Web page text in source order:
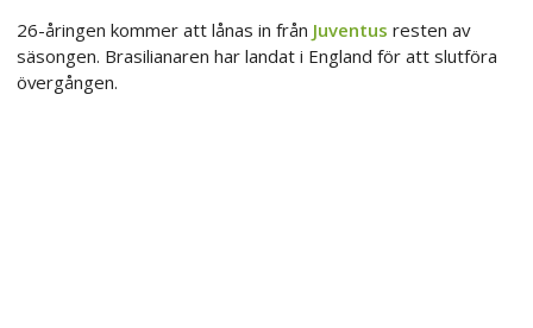
26-åringen kommer att lånas in från Juventus resten av
säsongen. Brasilianaren har landat i England för att slutföra
övergången.